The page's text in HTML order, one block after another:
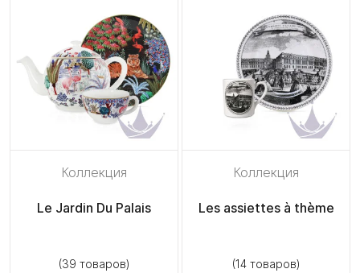
Коллекция
Le Jardin Du Palais
(39 товаров)
Коллекция
Les assiettes à thème
(14 товаров)